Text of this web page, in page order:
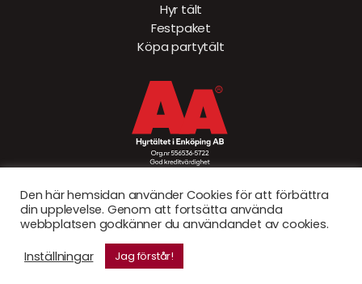
Den här hemsidan använder Cookies för att förbättra
din upplevelse. Genom att fortsätta använda
webbplatsen godkänner du användandet av cookies.
Inställningar
Jag förstår!
Hyr tält
Festpaket
Köpa partytält
© Hyrtältet 2026. Created bySad Bear AB